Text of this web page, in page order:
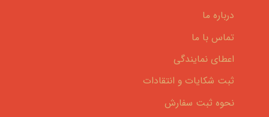
درباره ما
تماس با ما
اعطای نمایندگی
ثبت شکایات و انتقادات
نحوه ثبت سفارش